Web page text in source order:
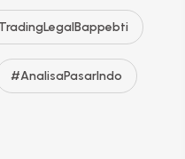
#AnalisaPasarIndo